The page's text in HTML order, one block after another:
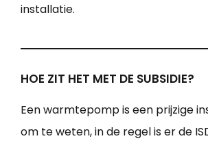
installatie.
HOE ZIT HET MET DE SUBSIDIE?
Een warmtepomp is een prijzige
om te weten, in de regel is er de